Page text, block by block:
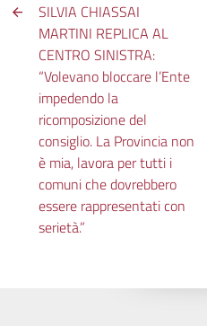
SILVIA CHIASSAI
MARTINI REPLICA AL
CENTRO SINISTRA:
“Volevano bloccare l’Ente
impedendo la
ricomposizione del
consiglio. La Provincia non
è mia, lavora per tutti i
comuni che dovrebbero
essere rappresentati con
serietà.”